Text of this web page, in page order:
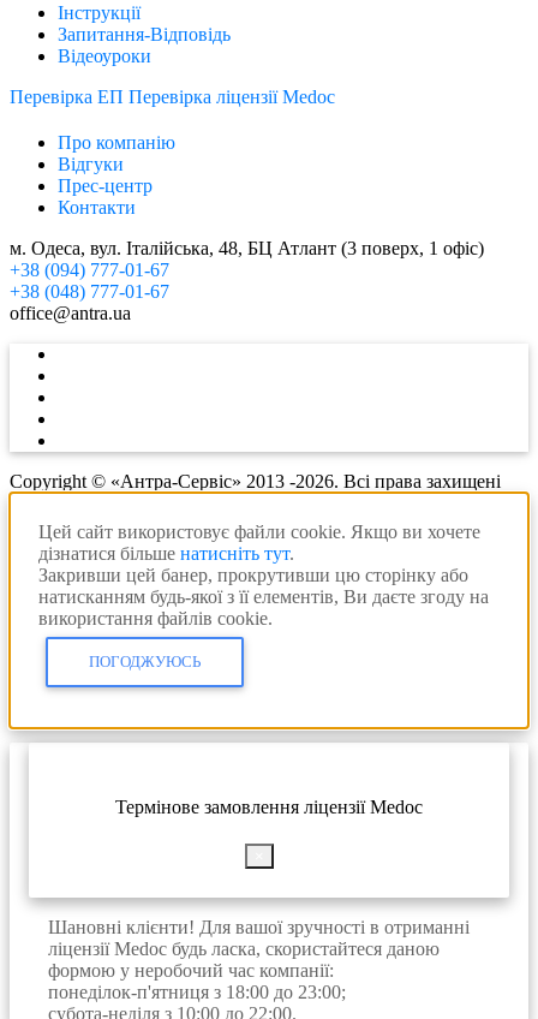
Інструкції
Запитання-Відповідь
Відеоуроки
Перевірка ЕП Перевірка ліцензії Medoc
Про компанію
Відгуки
Прес-центр
Контакти
м. Одеса, вул. Італійська, 48, БЦ Атлант (3 поверх, 1 офіс)
+38 (094) 777-01-67
+38 (048) 777-01-67
office@antra.ua
Copyright © «Антра-Сервіс» 2013 -2026. Всі права захищені
Цей сайт використовує файли cookie. Якщо ви хочете
дізнатися більше натисніть тут.
Закривши цей банер, прокрутивши цю сторінку або
натисканням будь-якої з її елементів, Ви даєте згоду на
використання файлів cookie.
ПОГОДЖУЮСЬ
Термінове замовлення ліцензії Medoc
Шановні клієнти! Для вашої зручності в отриманні
ліцензії Medoc будь ласка, скористайтеся даною
формою у неробочий час компанії:
понеділок-п'ятниця з 18:00 до 23:00;
субота-неділя з 10:00 до 22:00.